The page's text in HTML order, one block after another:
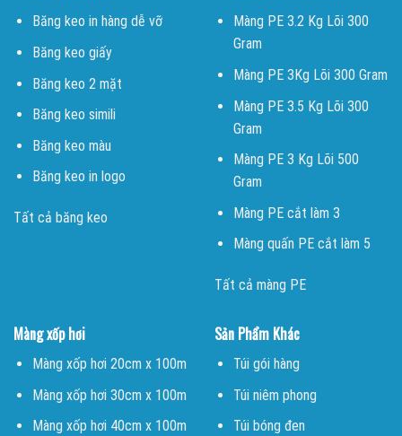
Băng keo in hàng dễ vỡ
Băng keo giấy
Băng keo 2 mặt
Băng keo simili
Băng keo màu
Băng keo in logo
Tất cả băng keo
Màng PE 3.2 Kg Lõi 300
Gram
Màng PE 3Kg Lõi 300 Gram
Màng PE 3.5 Kg Lõi 300
Gram
Màng PE 3 Kg Lõi 500
Gram
Màng PE cắt làm 3
Màng quấn PE cắt làm 5
Tất cả màng PE
Màng xốp hơi
Màng xốp hơi 20cm x 100m
Màng xốp hơi 30cm x 100m
Màng xốp hơi 40cm x 100m
Sản Phẩm Khác
Túi gói hàng
Túi niêm phong
Túi bóng đen